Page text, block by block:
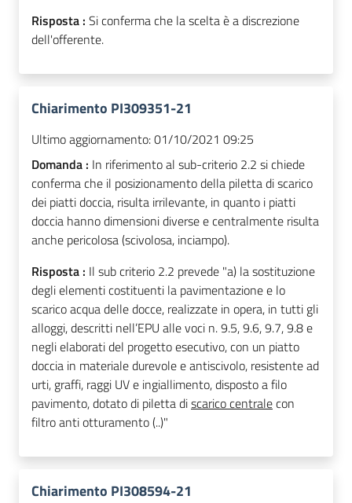
Risposta : Si conferma che la scelta è a discrezione
dell'offerente.
Chiarimento PI309351-21
Ultimo aggiornamento:01/10/2021 09:25
Domanda : In riferimento al sub-criterio 2.2 si chiede
conferma che il posizionamento della piletta di scarico
dei piatti doccia, risulta irrilevante, in quanto i piatti
doccia hanno dimensioni diverse e centralmente risulta
anche pericolosa (scivolosa, inciampo).
Risposta : Il sub criterio 2.2 prevede "a) la sostituzione
degli elementi costituenti la pavimentazione e lo
scarico acqua delle docce, realizzate in opera, in tutti gli
alloggi, descritti nell’EPU alle voci n. 9.5, 9.6, 9.7, 9.8 e
negli elaborati del progetto esecutivo, con un piatto
doccia in materiale durevole e antiscivolo, resistente ad
urti, graffi, raggi UV e ingiallimento, disposto a filo
pavimento, dotato di piletta discarico centralecon
filtro anti otturamento (..)"
Chiarimento PI308594-21